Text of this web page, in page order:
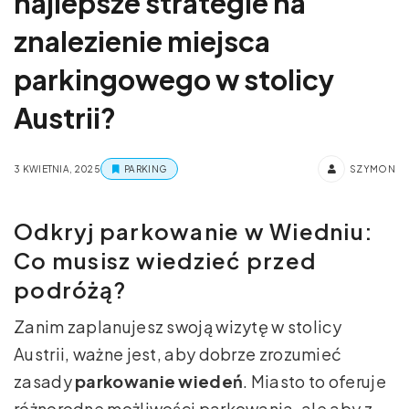
znalezienie miejsca
parkingowego w stolicy
Austrii?
3 KWIETNIA, 2025 PARKING SZYMON
Odkryj parkowanie w Wiedniu:
Co musisz wiedzieć przed
podróżą?
Zanim zaplanujesz swoją wizytę w stolicy
Austrii, ważne jest, aby dobrze zrozumieć
zasadyparkowanie wiedeń. Miasto to oferuje